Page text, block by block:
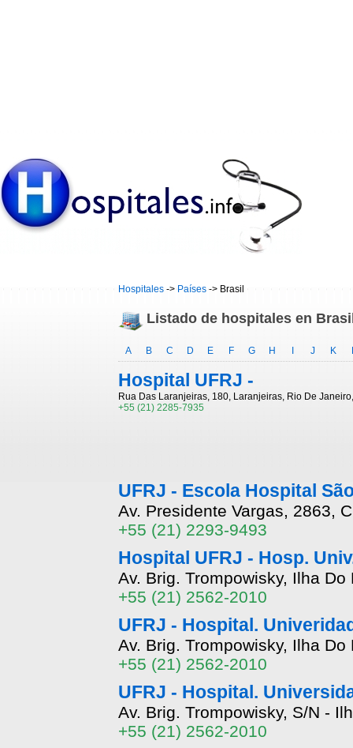
Hospitales -> Países -> Brasil
Listado de hospitales en
A B C D E F G H J K
Hospital UFRJ -
Rua Das Laranjeiras, 180, Laranjeiras, Rio De Janeiro,
+55 (21) 2285-7935
UFRJ - Escola Hospital
Av. Presidente Vargas, 2863,
+55 (21) 2293-9493
Hospital UFRJ - Hosp.
Av. Brig. Trompowisky, Ilha
+55 (21) 2562-2010
UFRJ - Hospital.
Av. Brig. Trompowisky, Ilha
+55 (21) 2562-2010
UFRJ - Hospital.
Av. Brig. Trompowisky, S/N -
+55 (21) 2562-2010